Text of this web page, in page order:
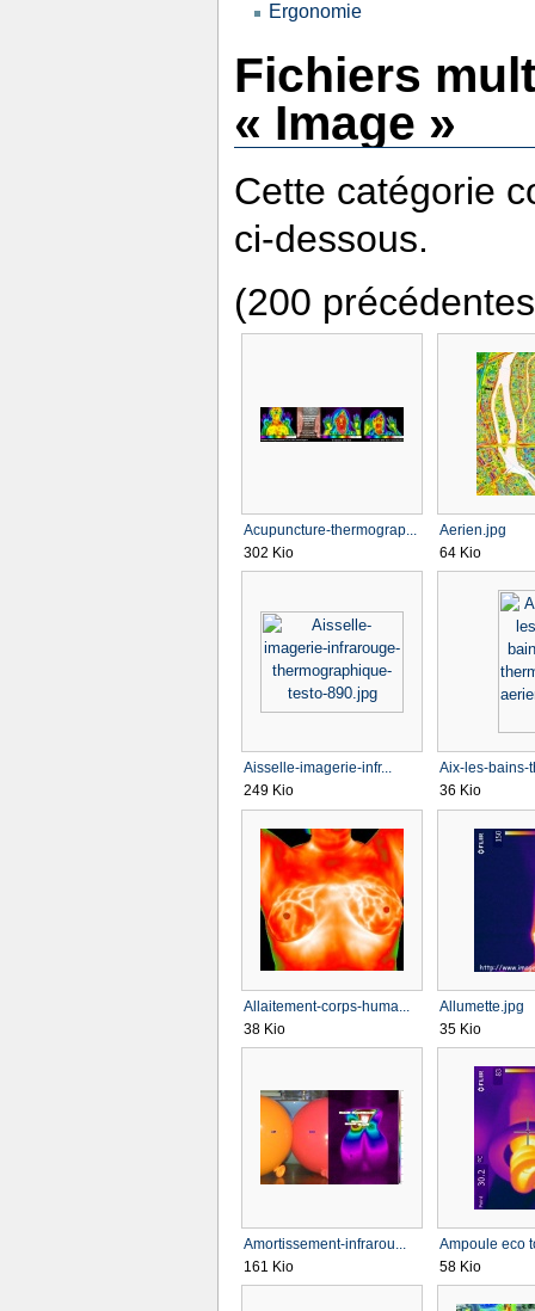
Ergonomie
Fichiers
« Image »
Cette catégorie
ci-dessous.
(200
Acupuncture-thermograp...
302 Kio
Aerien.jpg
64 Kio
Aisselle-imagerie-infr...
249 Kio
Aix-les-bains-
36 Kio
Allaitement-corps-huma...
38 Kio
Allumette.jpg
35 Kio
Amortissement-infrarou...
161 Kio
Ampoule eco
58 Kio